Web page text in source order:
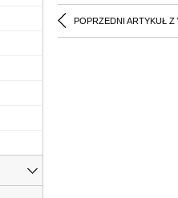
POPRZEDNI ARTYKUŁ Z